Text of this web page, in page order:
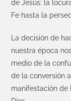
de Jesús: la
Fe hasta la
La decisión de
nuestra época
medio de la
de la conversión
manifestación de